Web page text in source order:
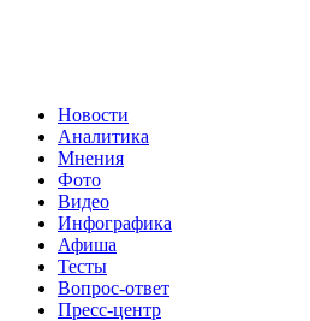
Новости
Аналитика
Мнения
Фото
Видео
Инфографика
Афиша
Тесты
Вопрос-ответ
Пресс-центр